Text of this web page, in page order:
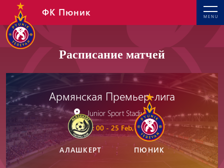
MENU
ФК Пюник
Расписание матчей
Армянская Премьер-лига
Junior Sport Stadium
14: 00 - 25 Feb, 2025
АЛАШКЕРТ ПЮНИК